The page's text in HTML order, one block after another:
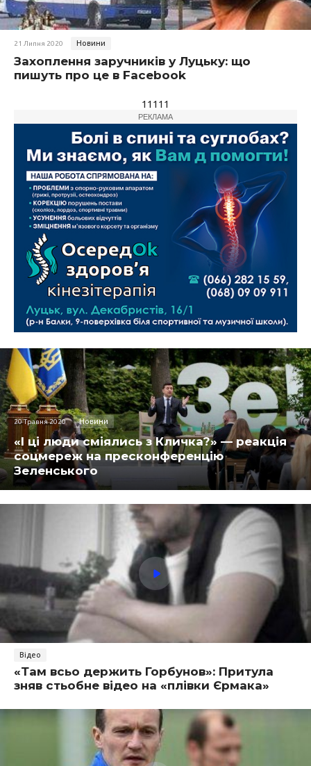
21 Липня 2020 Новини
Захоплення заручників у Луцьку: що
пишуть про це в Facebook
11111
РЕКЛАМА
20 Травня 2020 Новини
«І ці люди сміялись з Кличка?» — реакція
соцмереж на пресконференцію
Зеленського
Відео
«Там всьо держить Горбунов»: Притула
зняв стьобне відео на «плівки Єрмака»